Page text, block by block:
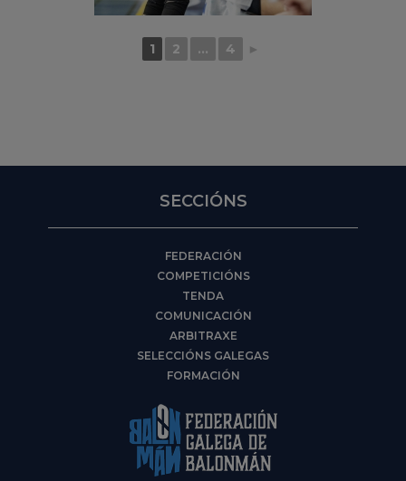
1 2 ... 4 ►
SECCIÓNS
FEDERACIÓN
COMPETICIÓNS
TENDA
COMUNICACIÓN
ARBITRAXE
SELECCIÓNS GALEGAS
FORMACIÓN